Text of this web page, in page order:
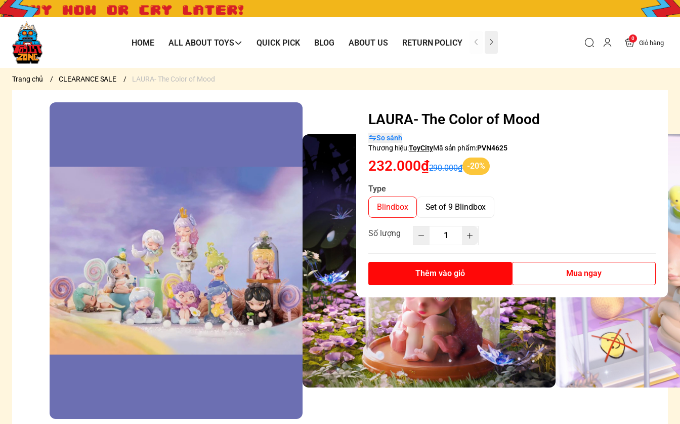
HOME ALL ABOUT TOYS QUICK PICK BLOG ABOUT US RETURN POLICY CONTACT US 0
Giỏ hàng
Trang chủ / CLEARANCE SALE / LAURA- The Color of Mood
LAURA- The Color of Mood
So sánh
Thương hiệu:ToyCityMã sản phẩm:PVN4625
232.000₫290.000₫ -20%
Type
Blindbox
Set of 9 Blindbox
Số lượng
Thêm vào giỏ Mua ngay